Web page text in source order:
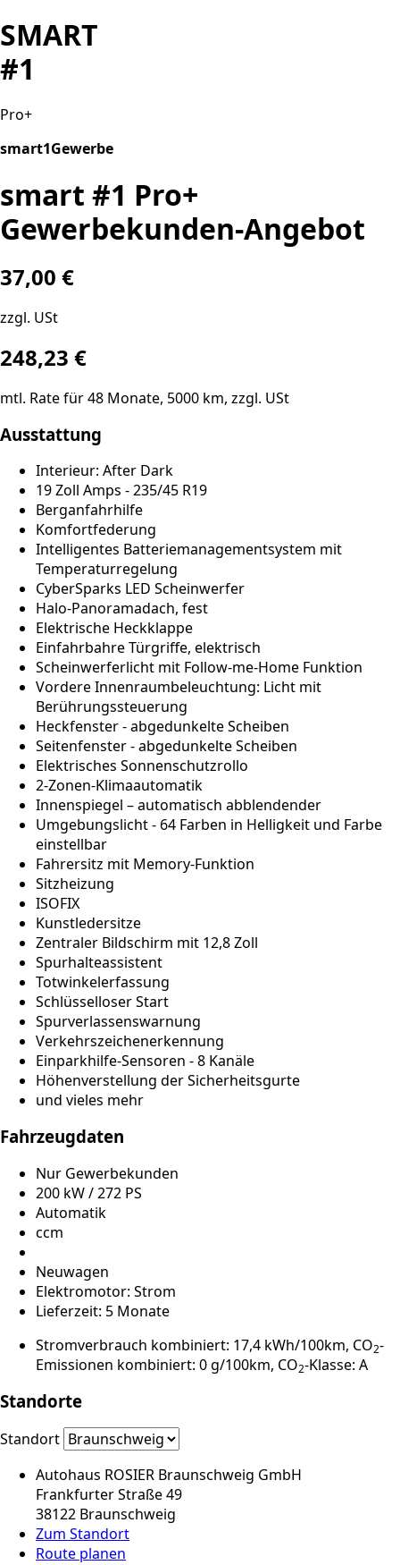
SMART
#1
Pro+
smart1Gewerbe
smart #1 Pro+
Gewerbekunden-Angebot
37,00 €
zzgl. USt
248,23 €
mtl. Rate für48 Monate, 5000 km, zzgl. USt
Ausstattung
Interieur: After Dark
19 Zoll Amps - 235/45 R19
Berganfahrhilfe
Komfortfederung
Intelligentes Batteriemanagementsystem mit
Temperaturregelung
CyberSparks LED Scheinwerfer
Halo-Panoramadach, fest
Elektrische Heckklappe
Einfahrbahre Türgriffe, elektrisch
Scheinwerferlicht mit Follow-me-Home Funktion
Vordere Innenraumbeleuchtung: Licht mit
Berührungssteuerung
Heckfenster - abgedunkelte Scheiben
Seitenfenster - abgedunkelte Scheiben
Elektrisches Sonnenschutzrollo
2-Zonen-Klimaautomatik
Innenspiegel – automatisch abblendender
Umgebungslicht - 64 Farben in Helligkeit und Farbe
einstellbar
Fahrersitz mit Memory-Funktion
Sitzheizung
ISOFIX
Kunstledersitze
Zentraler Bildschirm mit 12,8 Zoll
Spurhalteassistent
Totwinkelerfassung
Schlüsselloser Start
Spurverlassenswarnung
Verkehrszeichenerkennung
Einparkhilfe-Sensoren - 8 Kanäle
Höhenverstellung der Sicherheitsgurte
und vieles mehr
Fahrzeugdaten
Nur Gewerbekunden
200 kW / 272 PS
Automatik
ccm
Neuwagen
Elektromotor: Strom
Lieferzeit: 5 Monate
Stromverbrauch kombiniert: 17,4 kWh/100km, CO2-
Emissionen kombiniert: 0 g/100km, CO2-Klasse: A
Standorte
Standort
Autohaus ROSIER Braunschweig GmbH
Frankfurter Straße 49
38122 Braunschweig
Zum Standort
Route planen